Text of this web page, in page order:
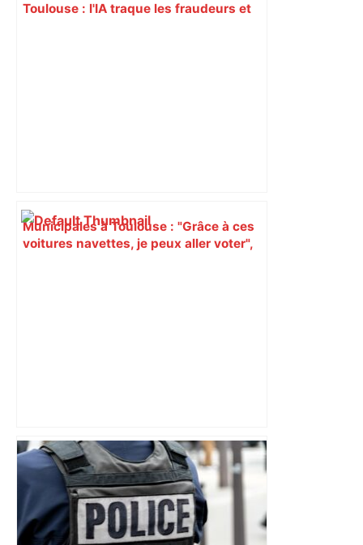
Toulouse : l'IA traque les fraudeurs et
Municipales à Toulouse : "Grâce à ces
voitures navettes, je peux aller voter",
Un baume sur la plaie : l'OM a gagné à
Toulouse mais n'a pas reconquis les
coeurs – L'Équipe